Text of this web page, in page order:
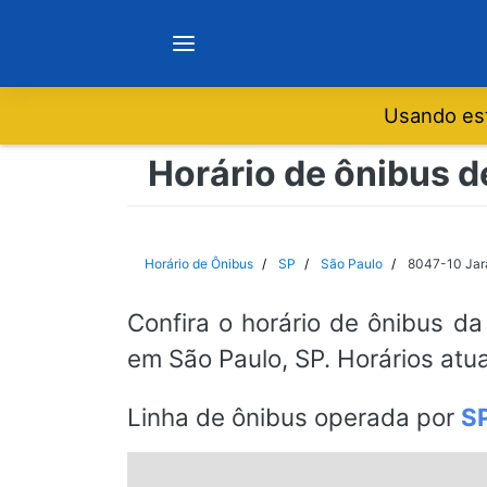
Notícias
São Paulo
Rio de Janeiro
Usando
Horário de ônibus
Horário de Ônibus SP São Paulo 8047-10
Confira o horário de ônibus da
em São Paulo, SP. Horários
Linha de ônibus operada por